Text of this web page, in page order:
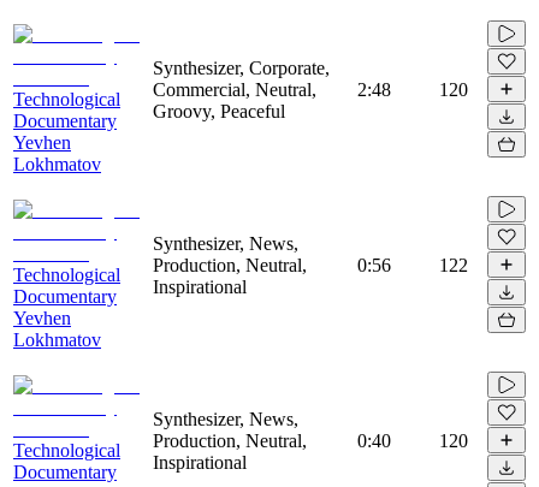
Technological
Documentary
Yevhen
Lokhmatov
Synthesizer, Corporate,
Commercial, Neutral,
Groovy, Peaceful
2:48 120
Technological
Documentary
Yevhen
Lokhmatov
Synthesizer, News,
Production, Neutral,
Inspirational
0:56 122
Technological
Documentary
Synthesizer, News,
Production, Neutral,
Inspirational
0:40 120